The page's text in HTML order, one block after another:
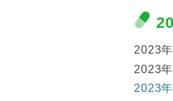
2023
2023
2023